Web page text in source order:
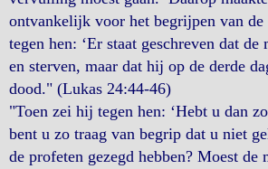
ontvankelijk voor het begrijpen van
tegen hen: ‘Er staat geschreven dat de
en sterven, maar dat hij op de derde
dood." (Lukas 24:44-46)
"Toen zei hij tegen hen: ‘Hebt u dan
bent u zo traag van begrip dat u niet
de profeten gezegd hebben? Moest de